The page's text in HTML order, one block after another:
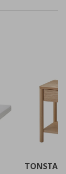
TONSTAD